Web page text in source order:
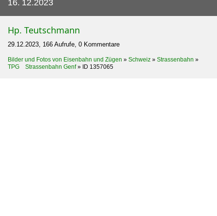
16. 12.2023
Hp. Teutschmann
29.12.2023, 166 Aufrufe, 0 Kommentare
Bilder und Fotos von Eisenbahn und Zügen » Schweiz » Strassenbahn »
TPG Strassenbahn Genf» ID 1357065